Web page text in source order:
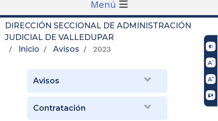
Menú
DIRECCIÓN SECCIONAL DE ADMINISTRACIÓN
JUDICIAL DE VALLEDUPAR
Inicio
Avisos 2023
Avisos
Contratación